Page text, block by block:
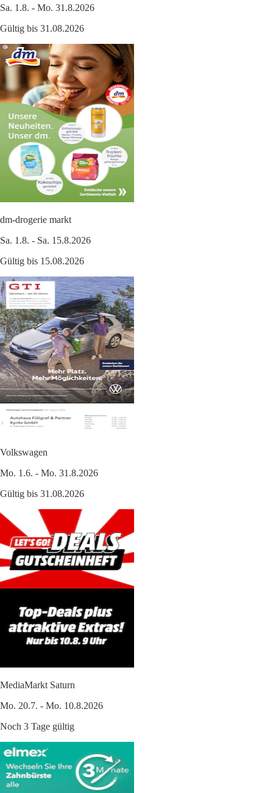
Sa. 1.8. - Mo. 31.8.2026
Gültig bis 31.08.2026
dm-drogerie markt
Sa. 1.8. - Sa. 15.8.2026
Gültig bis 15.08.2026
Volkswagen
Mo. 1.6. - Mo. 31.8.2026
Gültig bis 31.08.2026
MediaMarkt Saturn
Mo. 20.7. - Mo. 10.8.2026
Noch 3 Tage gültig